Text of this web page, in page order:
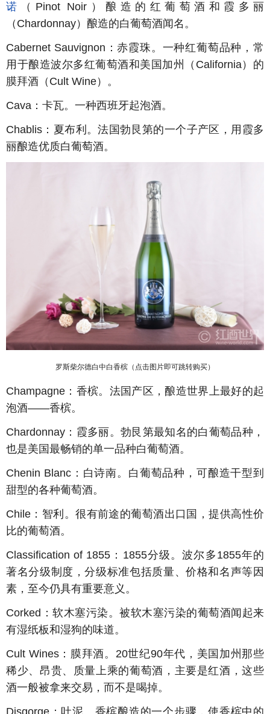
诺
（ Pinot Noir ）酿造的红葡萄酒和霞多丽
（ Chardonnay）酿造的白葡萄酒闻名。
Cabernet Sauvignon ：赤霞珠。一种红葡萄品种，常
用于酿造波尔多红葡萄酒和美国加州（ California）的
膜拜酒（ Cult Wine）。
Cava ：卡瓦。一种西班牙起泡酒。
Chablis ：夏布利。法国勃艮第的一个子产区，用霞多
丽酿造优质白葡萄酒。
罗斯柴尔德白中白香槟（点击图片即可跳转购买）
Champagne：香槟。法国产区，酿造世界上最好的起
泡酒——香槟。
Chardonnay ：霞多丽。勃艮第最知名的白葡萄品种，
也是美国最畅销的单一品种白葡萄酒。
Chenin Blanc：白诗南。白葡萄品种，可酿造干型到
甜型的各种葡萄酒。
Chile ：智利。很有前途的葡萄酒出口国，提供高性价
比的葡萄酒。
Classification of 1855 ： 1855分级。波尔多 1855年的
著名分级制度，分级标准包括质量、价格和名声等因
素，至今仍具有重要意义。
Corked ：软木塞污染。被软木塞污染的葡萄酒闻起来
有湿纸板和湿狗的味道。
Cult Wines：膜拜酒。 20世纪90年代，美国加州那些
稀少、昂贵、质量上乘的葡萄酒，主要是红酒，这些
酒一般被拿来交易，而不是喝掉。
Disgorge ：吐泥。香槟酿造的一个步骤，使香槟中的